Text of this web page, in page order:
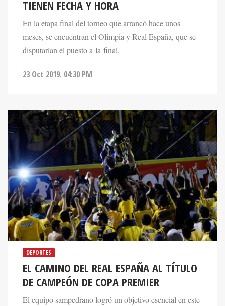
En la etapa final del torneo que arrancó hace unos
meses, se encuentran el Olimpia y Real España, que se
disputarían el puesto a la final.
DEPORTES
EL CAMINO DEL REAL ESPAÑA AL TÍTULO
DE CAMPEÓN DE COPA PREMIER
El equipo sampedrano logró un objetivo esencial en este
inicio de año, a pesar de no haber arrancado de la mejor